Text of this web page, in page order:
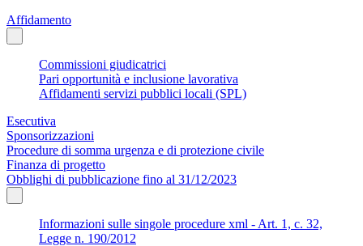
Affidamento
Commissioni giudicatrici
Pari opportunità e inclusione lavorativa
Affidamenti servizi pubblici locali (SPL)
Esecutiva
Sponsorizzazioni
Procedure di somma urgenza e di protezione civile
Finanza di progetto
Obblighi di pubblicazione fino al 31/12/2023
Informazioni sulle singole procedure xml - Art. 1, c. 32,
Legge n. 190/2012